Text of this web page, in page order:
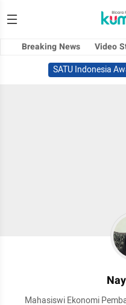
Breaking News Video
SATU Indonesia
Mahasiswi Ekonomi